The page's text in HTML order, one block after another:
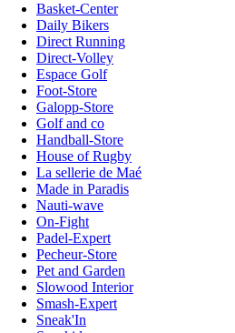
Basket-Center
Daily Bikers
Direct Running
Direct-Volley
Espace Golf
Foot-Store
Galopp-Store
Golf and co
Handball-Store
House of Rugby
La sellerie de Maé
Made in Paradis
Nauti-wave
On-Fight
Padel-Expert
Pecheur-Store
Pet and Garden
Slowood Interior
Smash-Expert
Sneak'In